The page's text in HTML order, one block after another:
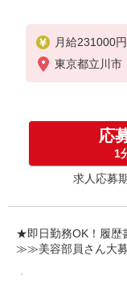
月給231000
※残業代支給
★交通費別途
入社祝い金
お友達を紹介
インセンティ
゜・。○。・
東京都立川市
応
1
求人応募
★即日勤務OK！履歴
≫≫美容部員さん大
職場での不安や悩み